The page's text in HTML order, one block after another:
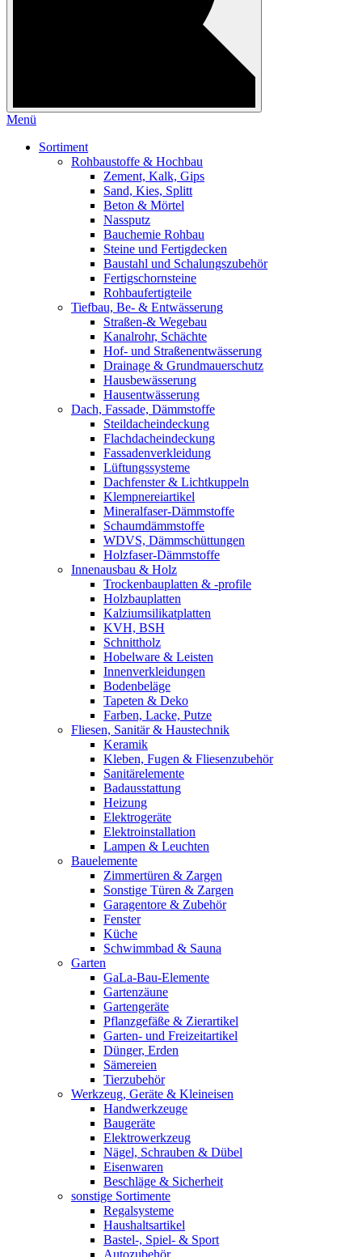
Menü
Sortiment
Rohbaustoffe & Hochbau
Zement, Kalk, Gips
Sand, Kies, Splitt
Beton & Mörtel
Nassputz
Bauchemie Rohbau
Steine und Fertigdecken
Baustahl und Schalungszubehör
Fertigschornsteine
Rohbaufertigteile
Tiefbau, Be- & Entwässerung
Straßen-& Wegebau
Kanalrohr, Schächte
Hof- und Straßenentwässerung
Drainage & Grundmauerschutz
Hausbewässerung
Hausentwässerung
Dach, Fassade, Dämmstoffe
Steildacheindeckung
Flachdacheindeckung
Fassadenverkleidung
Lüftungssysteme
Dachfenster & Lichtkuppeln
Klempnereiartikel
Mineralfaser-Dämmstoffe
Schaumdämmstoffe
WDVS, Dämmschüttungen
Holzfaser-Dämmstoffe
Innenausbau & Holz
Trockenbauplatten & -profile
Holzbauplatten
Kalziumsilikatplatten
KVH, BSH
Schnittholz
Hobelware & Leisten
Innenverkleidungen
Bodenbeläge
Tapeten & Deko
Farben, Lacke, Putze
Fliesen, Sanitär & Haustechnik
Keramik
Kleben, Fugen & Fliesenzubehör
Sanitärelemente
Badausstattung
Heizung
Elektrogeräte
Elektroinstallation
Lampen & Leuchten
Bauelemente
Zimmertüren & Zargen
Sonstige Türen & Zargen
Garagentore & Zubehör
Fenster
Küche
Schwimmbad & Sauna
Garten
GaLa-Bau-Elemente
Gartenzäune
Gartengeräte
Pflanzgefäße & Zierartikel
Garten- und Freizeitartikel
Dünger, Erden
Sämereien
Tierzubehör
Werkzeug, Geräte & Kleineisen
Handwerkzeuge
Baugeräte
Elektrowerkzeug
Nägel, Schrauben & Dübel
Eisenwaren
Beschläge & Sicherheit
sonstige Sortimente
Regalsysteme
Haushaltsartikel
Bastel-, Spiel- & Sport
Autozubehör